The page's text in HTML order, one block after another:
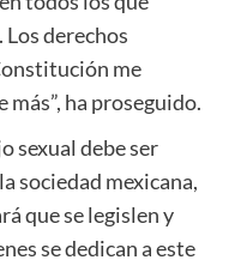
derechos
me
más”, ha proseguido.
sexual debe ser
sociedad mexicana,
que se legislen y
se dedican a este